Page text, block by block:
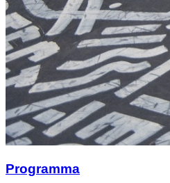
Programma